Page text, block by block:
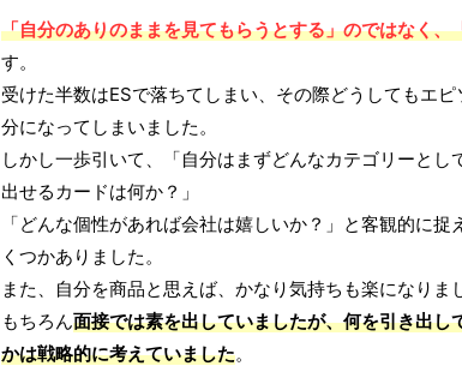
「自分のありのままを見てもらうとする」のではなく、
す。
受けた半数はESで落ちてしまい、その際どうしてもエ
分になってしまいました。
しかし一歩引いて、「自分はまずどんなカテゴリーと
出せるカードは何か？」
「どんな個性があれば会社は嬉しいか？」と客観的に
くつかありました。
また、自分を商品と思えば、かなり気持ちも楽になりま
もちろん面接では素を出していましたが、何を引き出
かは戦略的に考えていました。